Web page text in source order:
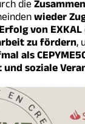
die
wieder
von EXKAL
zu fördern,
als
soziale